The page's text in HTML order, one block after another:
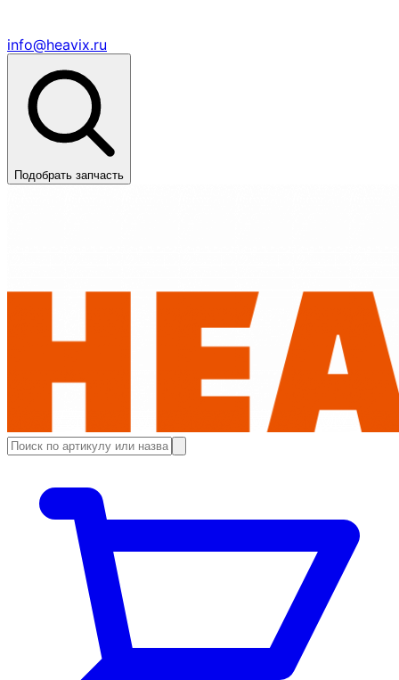
info@heavix.ru
Подобрать запчасть